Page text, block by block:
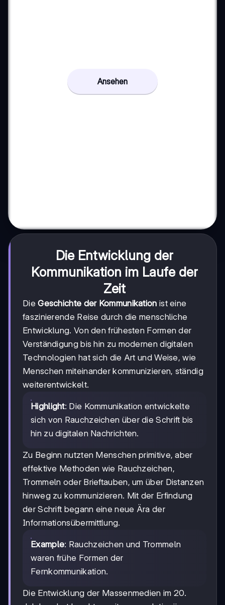
Ansehen
Die Entwicklung der
Kommunikation im Laufe der
Zeit
DieGeschichte der Kommunikation ist eine
faszinierende Reise durch die menschliche
Entwicklung. Von den frühesten Formen der
Verständigung bis hin zu modernen digitalen
Technologien hat sich die Art und Weise, wie
Menschen miteinander kommunizieren, ständig
weiterentwickelt.
Highlight: Die Kommunikation entwickelte
sich von Rauchzeichen über die Schrift bis
hin zu digitalen Nachrichten.
Zu Beginn nutzten Menschen primitive, aber
effektive Methoden wie Rauchzeichen,
Trommeln oder Brieftauben, um über Distanzen
hinweg zu kommunizieren. Mit der Erfindung
der Schrift begann eine neue Ära der
Informationsübermittlung.
Example: Rauchzeichen und Trommeln
waren frühe Formen der
Fernkommunikation.
Die Entwicklung der Massenmedien im 20.